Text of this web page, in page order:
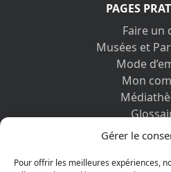
Gérer le
Pour offrir les meilleures expériences,
PAGES
Faire un
Musées et
Mode
Mon
Vos informations